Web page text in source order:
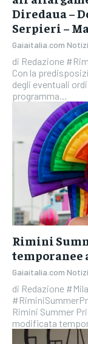
Diredaua –
Serpieri –
Gaiaitalia.com
di Redazione
Con la
degli eventuali
programma...
Rimini
temporanee
Gaiaitalia.com
di Redazione
#RiminiSummerPride2019 Per consentire
Rimini Summer
modificata